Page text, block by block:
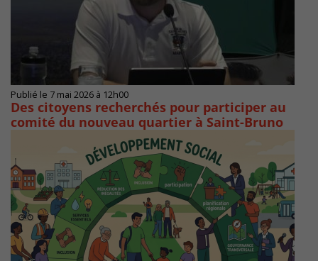
Publié le 7 mai 2026 à 12h00
Des citoyens recherchés pour participer au
comité du nouveau quartier à Saint-Bruno